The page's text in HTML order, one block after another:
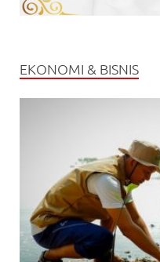
EKONOMI & BISNIS